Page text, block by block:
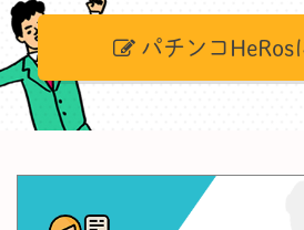
パチンコHeRos